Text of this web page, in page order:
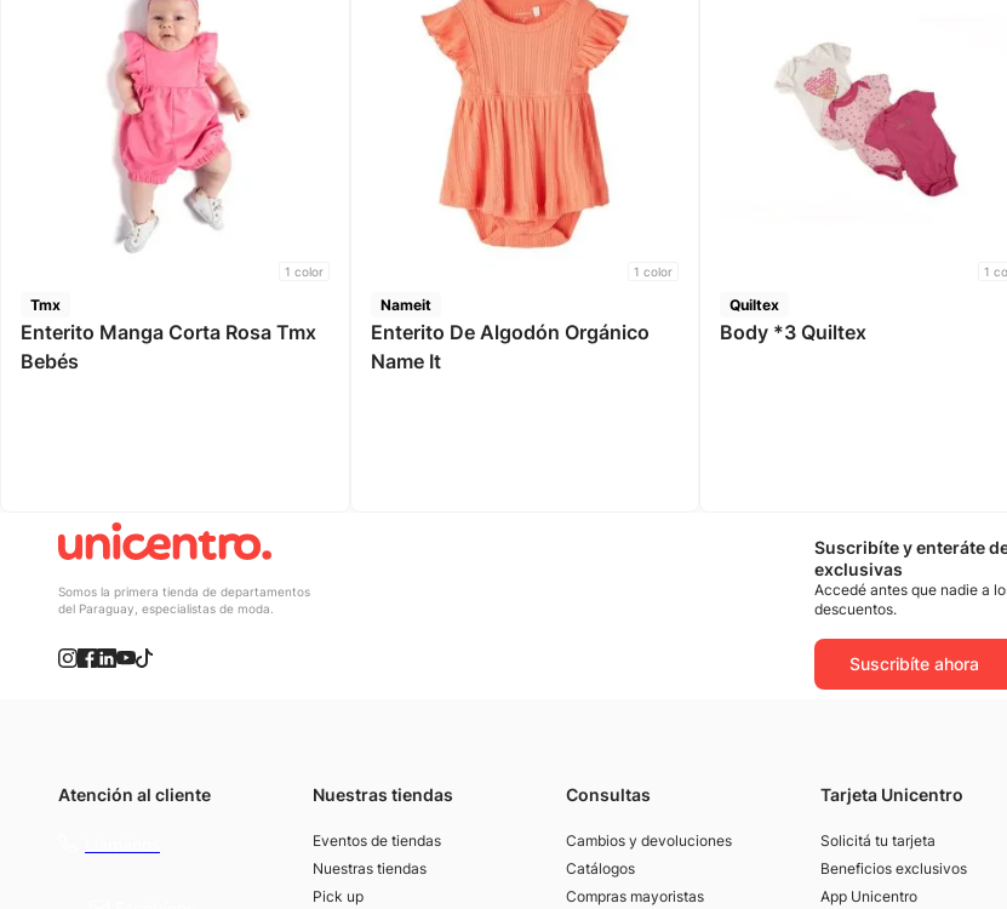
1 color
Tmx
Enterito Manga Corta Rosa Tmx
Bebés
1 color
Nameit
Enterito De Algodón Orgánico
Name It
1
Quiltex
Body *3 Quiltex
Somos la primera tienda de departamentos
del Paraguay, especialistas de moda.
Suscribíte y enteráte
exclusivas
Accedé antes que nadie a
descuentos.
Suscribíte ahora
Atención al cliente
Nuestras tiendas
Eventos de tiendas
Nuestras tiendas
Pick up
Consultas
Cambios y devoluciones
Catálogos
Compras mayoristas
Tarjeta Unicentro
Solicitá tu tarjeta
Beneficios exclusivos
App Unicentro